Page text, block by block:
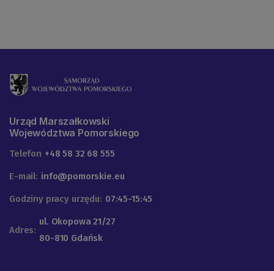
Urząd Marszałkowski
Województwa Pomorskiego
Telefon +48 58 32 68 555
E-mail: info@pomorskie.eu
Godziny pracy urzędu: 07:45-15:45
Adres:
ul. Okopowa 21/27
80-810 Gdańsk